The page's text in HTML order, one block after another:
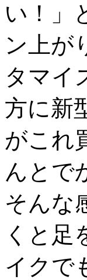
い！」
ン上が
タマイ
方に新
がこれ
んとで
そんな
くと足
イクで